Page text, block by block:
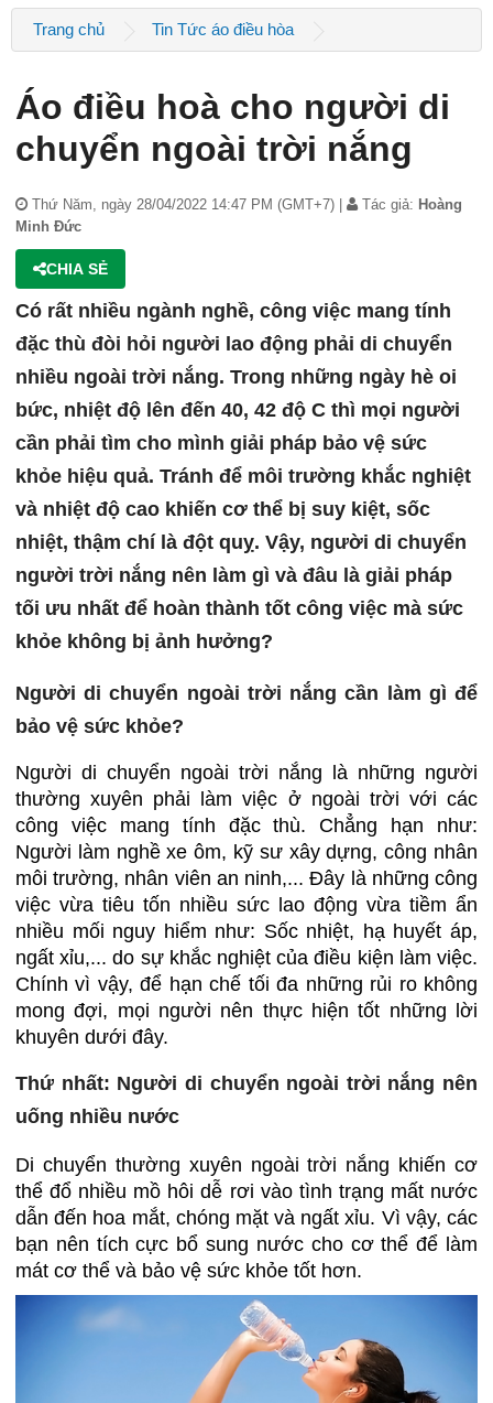
Trang chủ Tin Tức áo điều hòa
Áo điều hoà cho người di
chuyển ngoài trời nắng
Thứ Năm, ngày 28/04/2022 14:47 PM (GMT+7) | Tác giả: Hoàng
Minh Đức
CHIA SẺ
Có rất nhiều ngành nghề, công việc mang tính
đặc thù đòi hỏi người lao động phải di chuyển
nhiều ngoài trời nắng. Trong những ngày hè oi
bức, nhiệt độ lên đến 40, 42 độ C thì mọi người
cần phải tìm cho mình giải pháp bảo vệ sức
khỏe hiệu quả. Tránh để môi trường khắc nghiệt
và nhiệt độ cao khiến cơ thể bị suy kiệt, sốc
nhiệt, thậm chí là đột quỵ. Vậy, người di chuyển
người trời nắng nên làm gì và đâu là giải pháp
tối ưu nhất để hoàn thành tốt công việc mà sức
khỏe không bị ảnh hưởng?
Người di chuyển ngoài trời nắng cần làm gì để
bảo vệ sức khỏe?
Người di chuyển ngoài trời nắng là những người
thường xuyên phải làm việc ở ngoài trời với các
công việc mang tính đặc thù. Chẳng hạn như:
Người làm nghề xe ôm, kỹ sư xây dựng, công nhân
môi trường, nhân viên an ninh,... Đây là những công
việc vừa tiêu tốn nhiều sức lao động vừa tiềm ẩn
nhiều mối nguy hiểm như: Sốc nhiệt, hạ huyết áp,
ngất xỉu,... do sự khắc nghiệt của điều kiện làm việc.
Chính vì vậy, để hạn chế tối đa những rủi ro không
mong đợi, mọi người nên thực hiện tốt những lời
khuyên dưới đây.
Thứ nhất: Người di chuyển ngoài trời nắng nên
uống nhiều nước
Di chuyển thường xuyên ngoài trời nắng khiến cơ
thể đổ nhiều mồ hôi dễ rơi vào tình trạng mất nước
dẫn đến hoa mắt, chóng mặt và ngất xỉu. Vì vậy, các
bạn nên tích cực bổ sung nước cho cơ thể để làm
mát cơ thể và bảo vệ sức khỏe tốt hơn.